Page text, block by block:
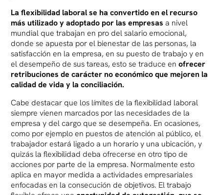
La flexibilidad laboral se ha convertido en el recurso
más utilizado y adoptado por las empresas a nivel
mundial que trabajan en pro del salario emocional,
donde se apuesta por el bienestar de las personas, la
satisfacción en la empresa, en su puesto de trabajo y en
el desempeño de sus tareas, esto se traduce enofrecer
retribuciones de carácter no económico que mejoren la
calidad de vida y la conciliación.
Cabe destacar que los límites de la flexibilidad laboral
siempre vienen marcados por las necesidades de la
empresa y del cargo que se desempeña. En ocasiones,
como por ejemplo en puestos de atención al público, el
trabajador estará ligado a un horario y una ubicación, y
quizás la flexibilidad deba ofrecerse en otro tipo de
acciones por parte de la empresa. Normalmente esto
aplica en mayor medida a actividades empresariales
enfocadas en la consecución de objetivos. El trabajo